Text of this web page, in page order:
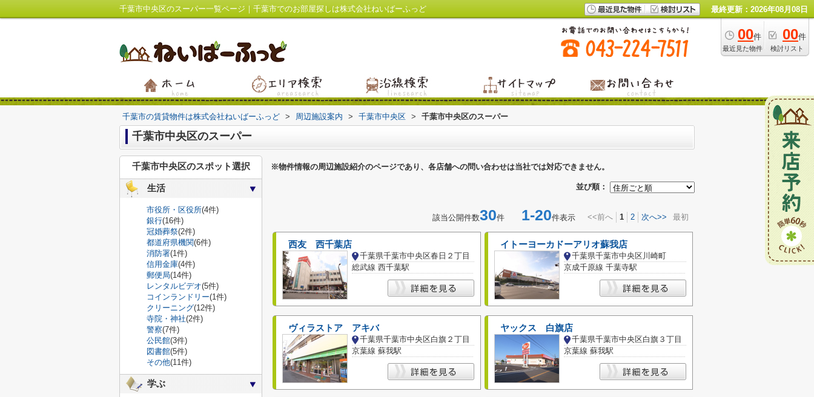
千葉市中央区のスーパー一覧ページ｜千葉市でのお部屋探しは株式会社ねいばーふっど 最終更新：2026年08月08日
00件
最近見た物件
00件
検討リスト
千葉市の賃貸物件は株式会社ねいばーふっど > 周辺施設案内 > 千葉市中央区 > 千葉市中央区のスーパー
千葉市中央区のスーパー
※物件情報の周辺施設紹介のページであり、各店舗への問い合わせは当社では対応できません。
並び順：
該当公開件数30件 1-20件表示 <<前へ 1 2 次へ>> 最初
西友 西千葉店
千葉県千葉市中央区春日２丁目
総武線 西千葉駅
イトーヨーカドーアリオ蘇我店
千葉県千葉市中央区川崎町
京成千原線 千葉寺駅
ヴィラストア アキバ
千葉県千葉市中央区白旗２丁目
京葉線 蘇我駅
ヤックス 白旗店
千葉県千葉市中央区白旗３丁目
京葉線 蘇我駅
千葉市中央区のスポット選択
生活
市役所・区役所(4件)
銀行(16件)
冠婚葬祭(2件)
都道府県機関(6件)
消防署(1件)
信用金庫(4件)
郵便局(14件)
レンタルビデオ(5件)
コインランドリー(1件)
クリーニング(12件)
寺院・神社(2件)
警察(7件)
公民館(3件)
図書館(5件)
その他(11件)
学ぶ